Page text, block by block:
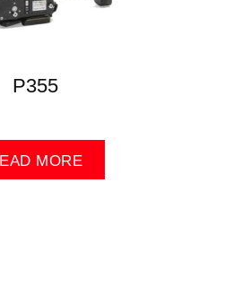
P355
MORE